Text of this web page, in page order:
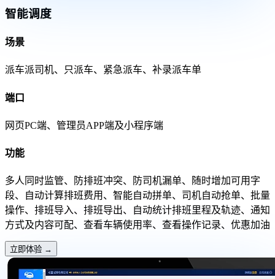
智能调度
场景
派车派司机、只派车、紧急派车、补录派车单
端口
网页PC端、管理员APP端及小程序端
功能
多人同时监管、防排班冲突、防司机漏单、随时增加可用字
段、自动计算排班费用、智能自动拼单、司机自动抢单、批量
操作、排班导入、排班导出、自动统计排班里程及轨迹、通知
方式及内容可配、查看车辆使用率、查看操作记录、优惠加油
立即体验 →